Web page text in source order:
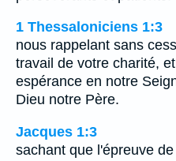
1 Thessaloniciens 1:3
nous rappelant sans
travail de votre charité,
espérance en notre
Dieu notre Père.
Jacques 1:3
sachant que l'épreuve